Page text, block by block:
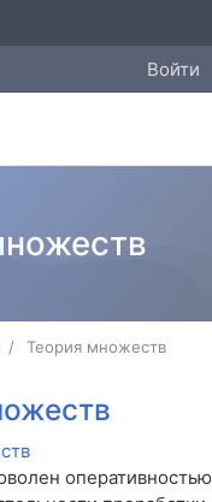
Войти
Теория множеств